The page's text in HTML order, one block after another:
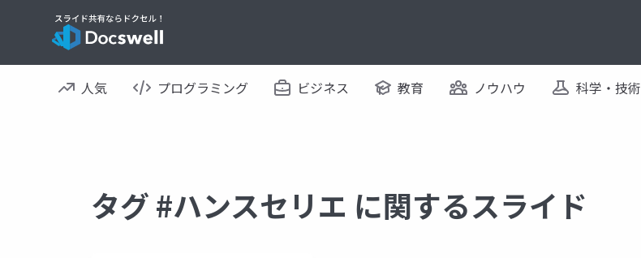
人気 プログラミング ビジネス 教育 ノウハウ 科学・技術
タグ #ハンスセリエ に関するスライド